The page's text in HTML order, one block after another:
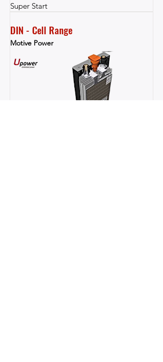
Super Start
DIN - Cell Range
Motive Power